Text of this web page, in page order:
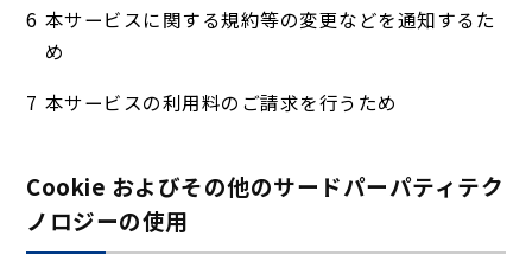
本サービスに関する規約等の変更などを通知するた
め
本サービスの利用料のご請求を行うため
Cookie およびその他のサードパーパティテク
ノロジーの使用